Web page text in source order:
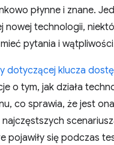
płynne i znane.
nowej technologii,
pytania i
dotyczącej klucza
o tym, jak działa
co sprawia, że jest
pojawiły się podczas